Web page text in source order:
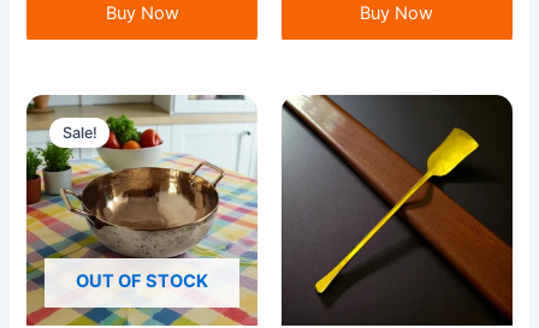
Buy Now Buy Now
OUT OF STOCK
Sale!
Original
price
was:
4,200৳ .
Current
price
is:
3,500৳ .